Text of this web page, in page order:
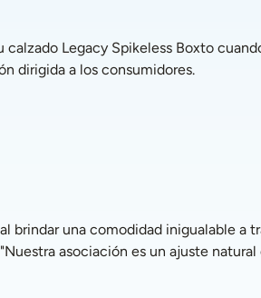
dirigida a los consumidores.
asociación es un ajuste